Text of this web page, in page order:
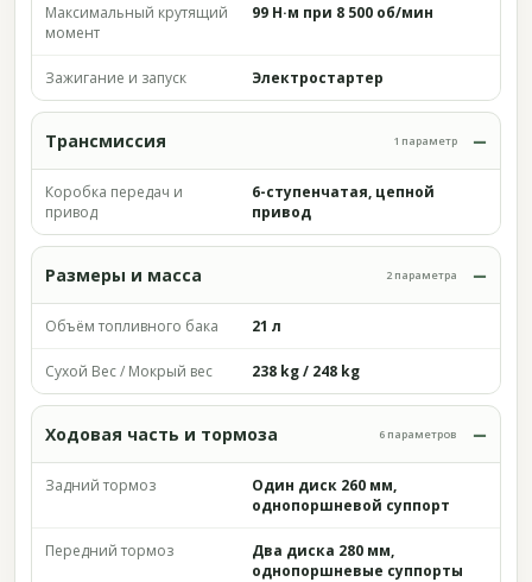
Максимальный крутящий
момент
99 Н·м при 8 500 об/мин
Зажигание и запуск Электростартер
Трансмиссия 1 параметр
Коробка передач и
привод
6-ступенчатая, цепной
привод
Размеры и масса 2 параметра
Объём топливного бака 21 л
Сухой Вес / Мокрый вес 238 kg / 248 kg
Ходовая часть и тормоза 6 параметров
Задний тормоз
Один диск 260 мм,
однопоршневой суппорт
Передний тормоз
Два диска 280 мм,
однопоршневые суппорты